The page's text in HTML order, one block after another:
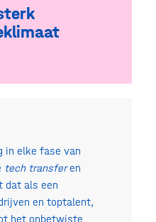
in elke fase van
tech transferen
dat als een
en toptalent,
het onbetwiste